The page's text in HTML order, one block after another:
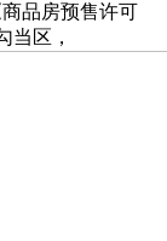
品房预售许可
当区，